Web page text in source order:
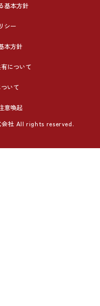
基本方針
シー
本方針
について
いて
意喚起
社 All rights reserved.